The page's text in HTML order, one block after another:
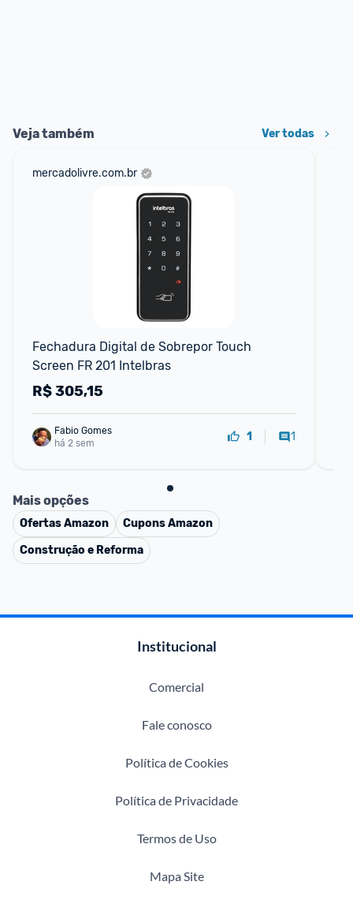
Veja também Ver todas
mercadolivre.com.br
Fechadura Digital de Sobrepor Touch
Screen FR 201 Intelbras
R$305,15
Fabio Gomes
há 2 sem
1 1
Mais opções
OfertasAmazon CuponsAmazon
Construção e Reforma
Institucional
Comercial
Fale conosco
Política de Cookies
Política de Privacidade
Termos de Uso
Mapa Site